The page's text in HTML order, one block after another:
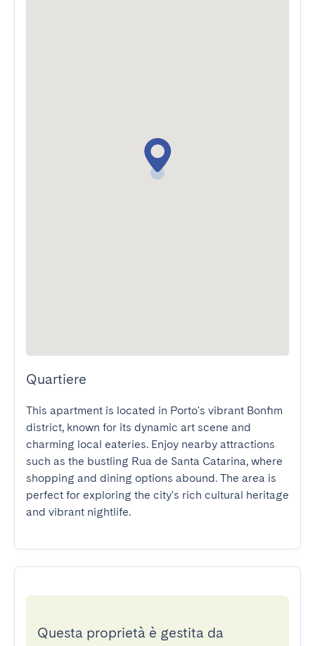
Quartiere
This apartment is located in Porto's vibrant Bonfim
district, known for its dynamic art scene and
charming local eateries. Enjoy nearby attractions
such as the bustling Rua de Santa Catarina, where
shopping and dining options abound. The area is
perfect for exploring the city's rich cultural heritage
and vibrant nightlife.
Questa proprietà è gestita da